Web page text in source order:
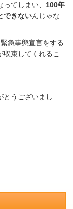
てしまい、 100年
できないんじゃな
急事態宣言をする
収束してくれるこ
とうございまし